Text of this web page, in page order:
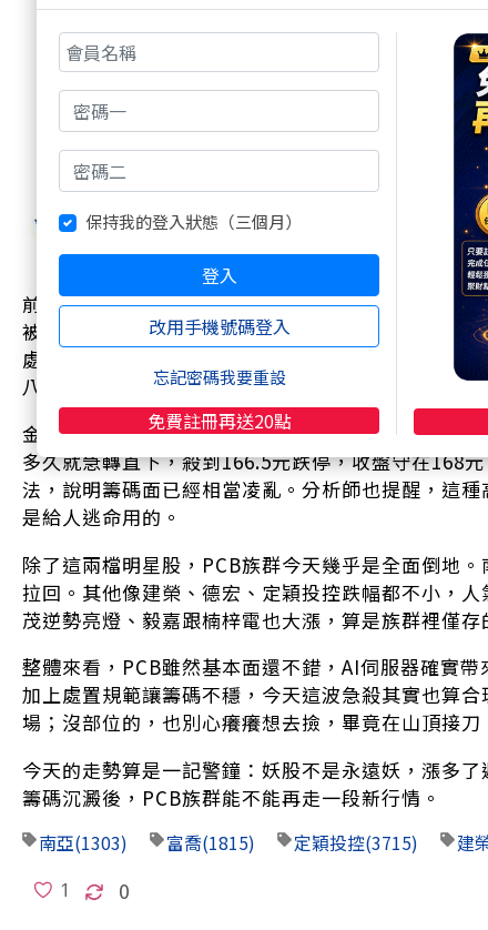
前陣子人氣爆棚的富喬，今天終於踩下煞車。這檔
被打進處置，結果今天直接上演「妖股瞬間變壁虎
處置限制，每五分鐘才撮合一次，籌碼一鬆，股價
八漲正式畫下句點。這速度，真的快到讓人來不及反
金居的走勢也差不多。從五十幾元一路飆到快兩百
多久就急轉直下，殺到166.5元跌停，收盤守在168
法，說明籌碼面已經相當凌亂。分析師也提醒，這
是給人逃命用的。
除了這兩檔明星股，PCB族群今天幾乎是全面倒地
拉回。其他像建榮、德宏、定穎投控跌幅都不小，
茂逆勢亮燈、毅嘉跟楠梓電也大漲，算是族群裡僅存
整體來看，PCB雖然基本面還不錯，AI伺服器確實
加上處置規範讓籌碼不穩，今天這波急殺其實也算
場；沒部位的，也別心癢癢想去撿，畢竟在山頂接刀
今天的走勢算是一記警鐘：妖股不是永遠妖，漲多
籌碼沉澱後，PCB族群能不能再走一段新行情。
南亞(1303) 富喬(1815) 定穎投控(3715) 建
0
保持我的登入狀態（三個月）
登入
改用手機號碼登入
忘記密碼我要重設
免費註冊再送20點